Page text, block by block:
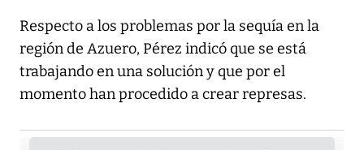
Respecto a los problemas por la sequía en la
región de Azuero, Pérez indicó que se está
trabajando en una solución y que por el
momento han procedido a crear represas.